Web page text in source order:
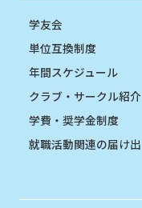
学友会
単位互換制度
年間スケジュール
クラブ・サークル紹介
学費・奨学金制度
就職活動関連の届け出